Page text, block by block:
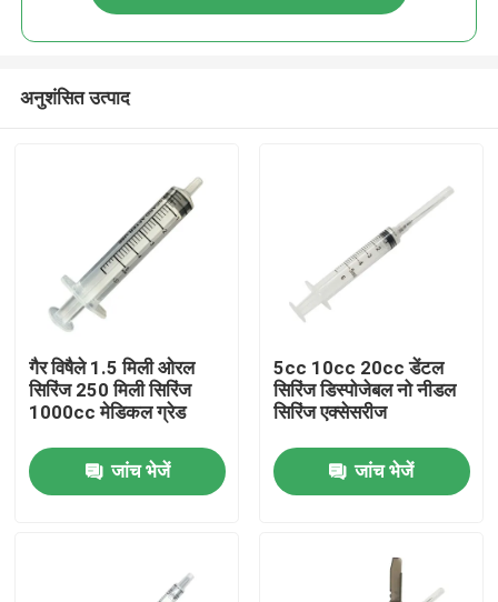
अनुशंसित उत्पाद
गैर विषैले 1.5 मिली ओरल
सिरिंज 250 मिली सिरिंज
1000cc मेडिकल ग्रेड
जांच भेजें
5cc 10cc 20cc डेंटल
सिरिंज डिस्पोजेबल नो नीडल
सिरिंज एक्सेसरीज
जांच भेजें